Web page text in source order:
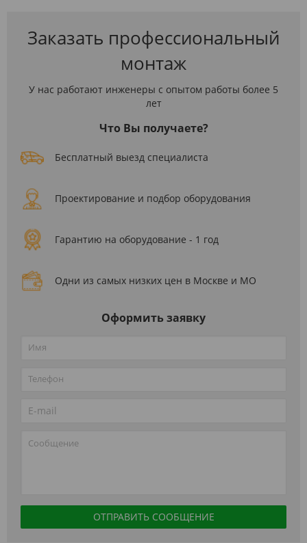
Заказать профессиональный
монтаж
У нас работают инженеры с опытом работы более 5
лет
Что Вы получаете?
Бесплатный выезд специалиста
Проектирование и подбор оборудования
Гарантию на оборудование - 1 год
Одни из самых низких цен в Москве и МО
Оформить заявку